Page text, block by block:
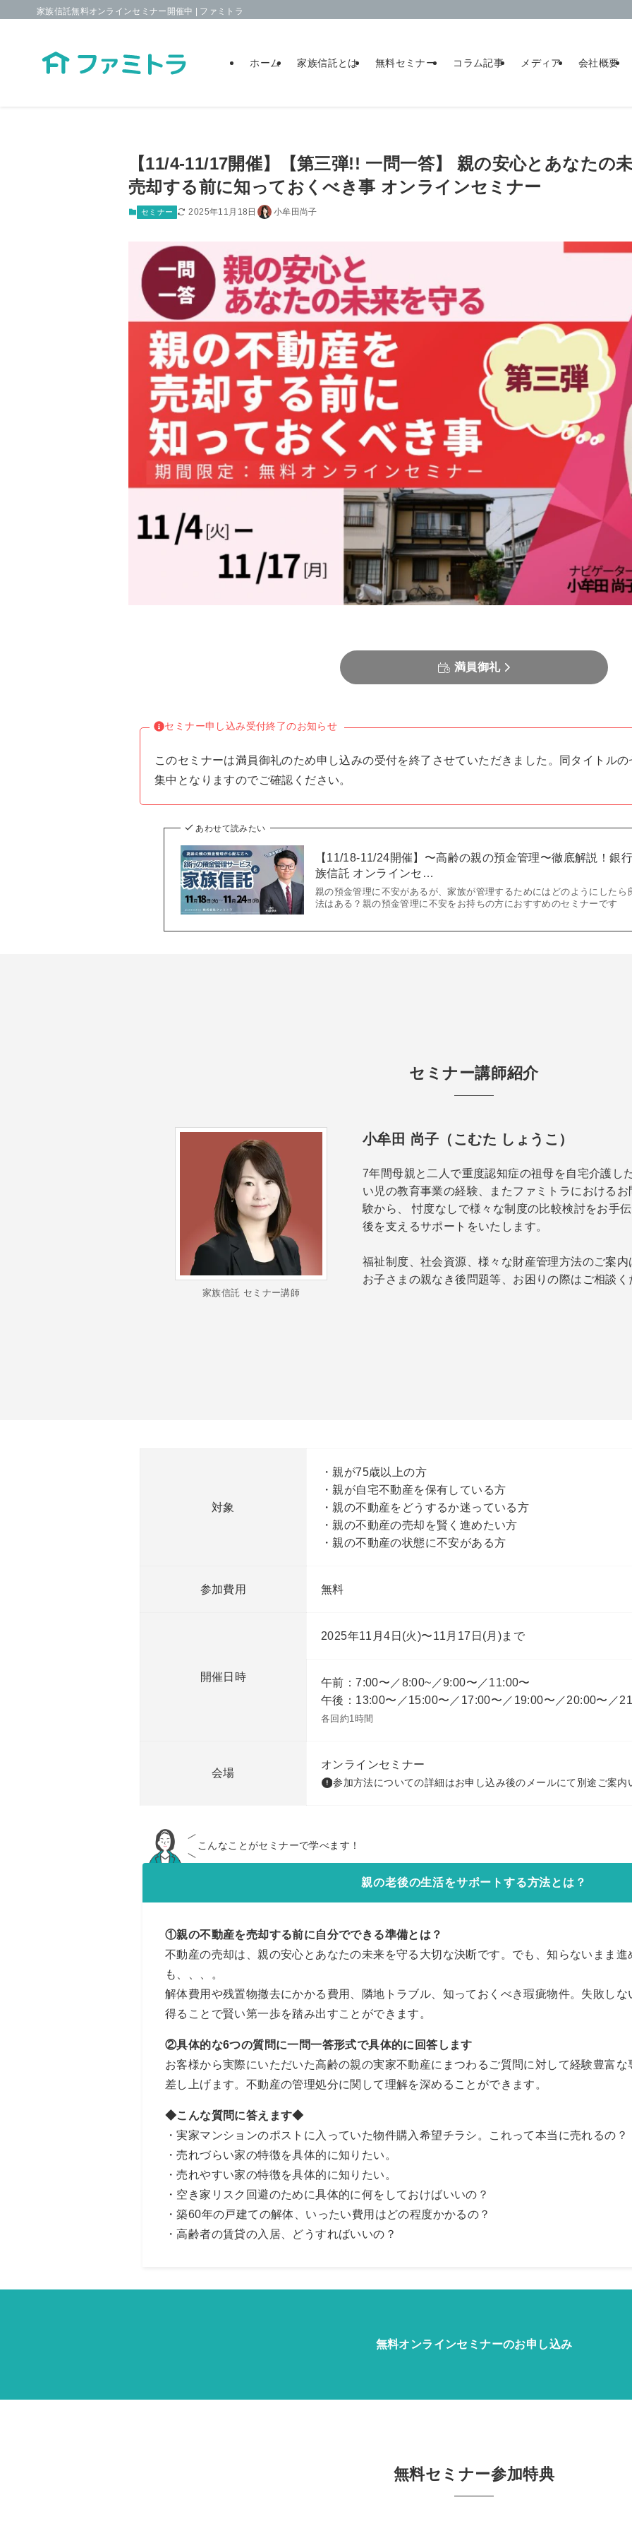
家族信託無料オンラインセミナー開催中 | ファミトラ
ホーム 家族信託とは 無料セミナー コラム記事 メディア 会社概要
【11/4-11/17開催】【第三弾!! 一問一答】 親の安心とあなたの
売却する前に知っておくべき事 オンラインセミナー
セミナー 2025年11月18日 小牟田尚子
満員御礼
セミナー申し込み受付終了のお知らせ
このセミナーは満員御礼のため申し込みの受付を終了させていただきました。同タイトル
集中となりますのでご確認ください。
あわせて読みたい
【11/18-11/24開催】〜高齢の親の預金管理〜徹底解説！銀
族信託 オンラインセ…
親の預金管理に不安があるが、家族が管理するためにはどのようにしたら
法はある？親の預金管理に不安をお持ちの方におすすめのセミナーです
セミナー講師紹介
家族信託 セミナー講師
小牟田 尚子（こむた しょうこ）
7年間母親と二人で重度認知症の祖母を自宅介護し
い児の教育事業の経験、またファミトラにおける
験から、 忖度なしで様々な制度の比較検討をお手
後を支えるサポートをいたします。
福祉制度、社会資源、様々な財産管理方法のご案
お子さまの親なき後問題等、お困りの際はご相談く
対象
・親が75歳以上の方
・親が自宅不動産を保有している方
・親の不動産をどうするか迷っている方
・親の不動産の売却を賢く進めたい方
・親の不動産の状態に不安がある方
参加費用 無料
開催日時
2025年11月4日(火)〜11月17日(月)まで
午前：7:00〜／8:00~／9:00〜／11:00〜
午後：13:00〜／15:00〜／17:00〜／19:00〜／20:00〜／
各回約1時間
会場
オンラインセミナー
参加方法についての詳細はお申し込み後のメールにて別途ご案内
こんなことがセミナーで学べます！
親の老後の生活をサポートする方法とは？
①親の不動産を売却する前に自分でできる準備とは？
不動産の売却は、親の安心とあなたの未来を守る大切な決断です。でも、知らないまま
も、、、。
解体費用や残置物撤去にかかる費用、隣地トラブル、知っておくべき瑕疵物件。失敗し
得ることで賢い第一歩を踏み出すことができます。
②具体的な6つの質問に一問一答形式で具体的に回答します
お客様から実際にいただいた高齢の親の実家不動産にまつわるご質問に対して経験豊富
差し上げます。不動産の管理処分に関して理解を深めることができます。
◆こんな質問に答えます◆
・実家マンションのポストに入っていた物件購入希望チラシ。これって本当に売れるの？
・売れづらい家の特徴を具体的に知りたい。
・売れやすい家の特徴を具体的に知りたい。
・空き家リスク回避のために具体的に何をしておけばいいの？
・築60年の戸建ての解体、いったい費用はどの程度かかるの？
・高齢者の賃貸の入居、どうすればいいの？
無料オンラインセミナーのお申し込み
無料セミナー参加特典